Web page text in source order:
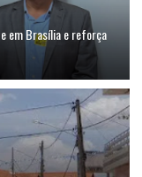
em Brasília e reforça